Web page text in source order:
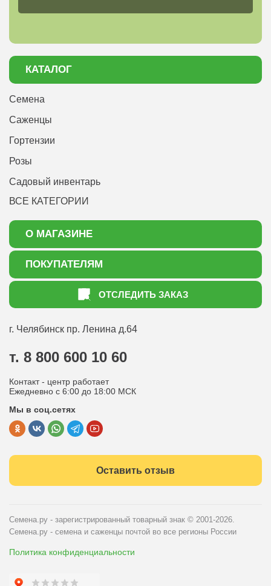
КАТАЛОГ
Семена
Саженцы
Гортензии
Розы
Садовый инвентарь
ВСЕ КАТЕГОРИИ
О МАГАЗИНЕ
О нас
Акции
ПОКУПАТЕЛЯМ
Как оформить заказ
Статьи садоводу
Оптовым покупателям
Политика конфиденциальности
Публичная оферта
ОТСЛЕДИТЬ ЗАКАЗ
г. Челябинск пр. Ленина д.64
т. 8 800 600 10 60
Контакт - центр работает
Ежедневно с 6:00 до 18:00 МСК
Мы в соц.сетях
Оставить отзыв
Семена.ру - зарегистрированный товарный знак © 2001-2026.
Семена.ру - семена и саженцы почтой во все регионы России
Политика конфиденциальности